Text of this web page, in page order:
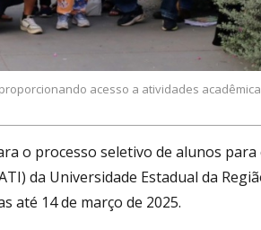
acesso a atividades
o processo seletivo de alunos para
da Universidade Estadual da
até 14 de março de 2025.